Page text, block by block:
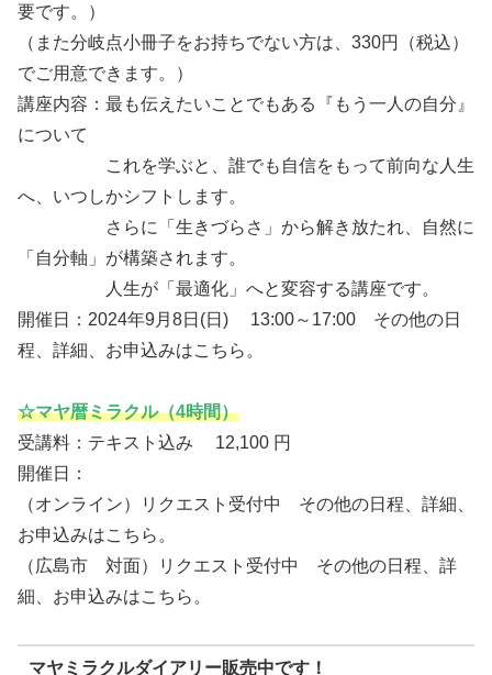
要です。）
（また分岐点小冊子をお持ちでない方は、330円（税込）
でご用意できます。）
講座内容：最も伝えたいことでもある『もう一人の自分』
について
これを学ぶと、誰でも自信をもって前向な人生
へ、いつしかシフトします。
さらに「生きづらさ」から解き放たれ、自然に
「自分軸」が構築されます。
人生が「最適化」へと変容する講座です。
開催日：2024年9月8日(日) 13:00～17:00 その他の日
程、詳細、お申込みはこちら。
☆マヤ暦ミラクル（4時間）
受講料：テキスト込み 12,100 円
開催日：
（オンライン）リクエスト受付中 その他の日程、詳細、
お申込みはこちら。
（広島市 対面）リクエスト受付中 その他の日程、詳
細、お申込みはこちら。
マヤミラクルダイアリー販売中です！